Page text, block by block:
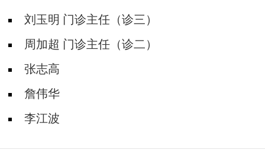
刘玉明 门诊主任（诊三）
周加超 门诊主任（诊二）
张志高
詹伟华
李江波